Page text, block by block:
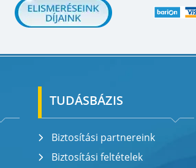
TUDÁSBÁZIS
Biztosítási partnereink
Biztosítási feltételek